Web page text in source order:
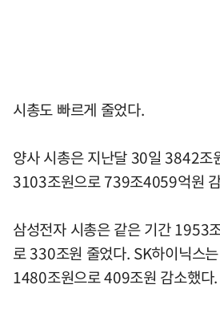
시총도 빠르게 줄었다.
양사 시총은 지난달 30일 3842조
3103조원으로 739조4059억원
삼성전자 시총은 같은 기간 1953
로 330조원 줄었다. SK하이닉스
1480조원으로 409조원 감소했다.